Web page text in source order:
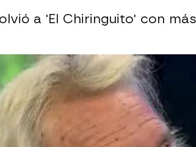
a 'El Chiringuito' con